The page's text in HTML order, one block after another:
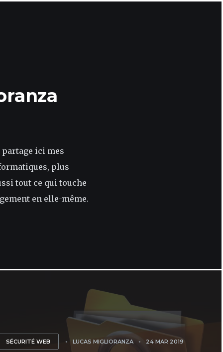
partage ici mes
plus
tout ce qui touche
en elle-même.
SÉCURITÉ WEB LUCAS MIGLIORANZA 24 MAR 2019